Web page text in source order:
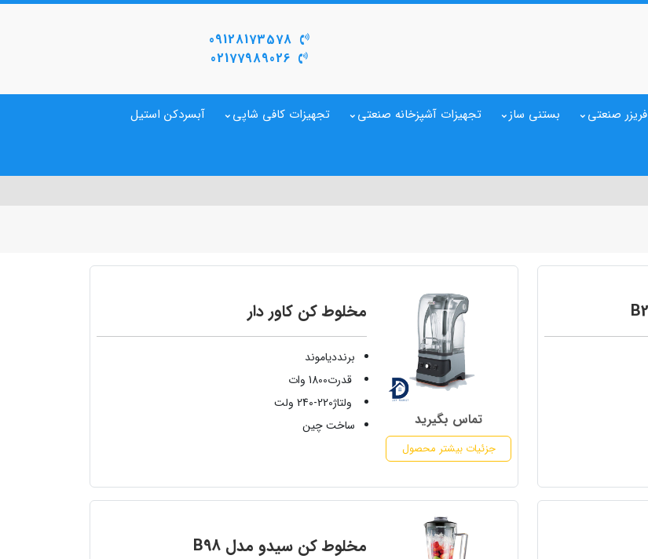
09128173578
02177989026
فریزر صنعتی بستنی ساز تجهیزات آشپزخانه صنعتی تجهیزات کافی شاپی آبسردکن استیل
تماس بگیرید
جزئیات بیشتر محصول
مخلوط کن کاور دار
برنددیاموند
قدرت1800 وات
ولتاژ220-240 ولت
ساخت چین
مخلوط کن سیدو مدل B98